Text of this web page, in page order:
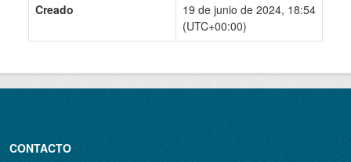
Creado
19 de junio de 2024, 18:54
(UTC+00:00)
CONTACTO